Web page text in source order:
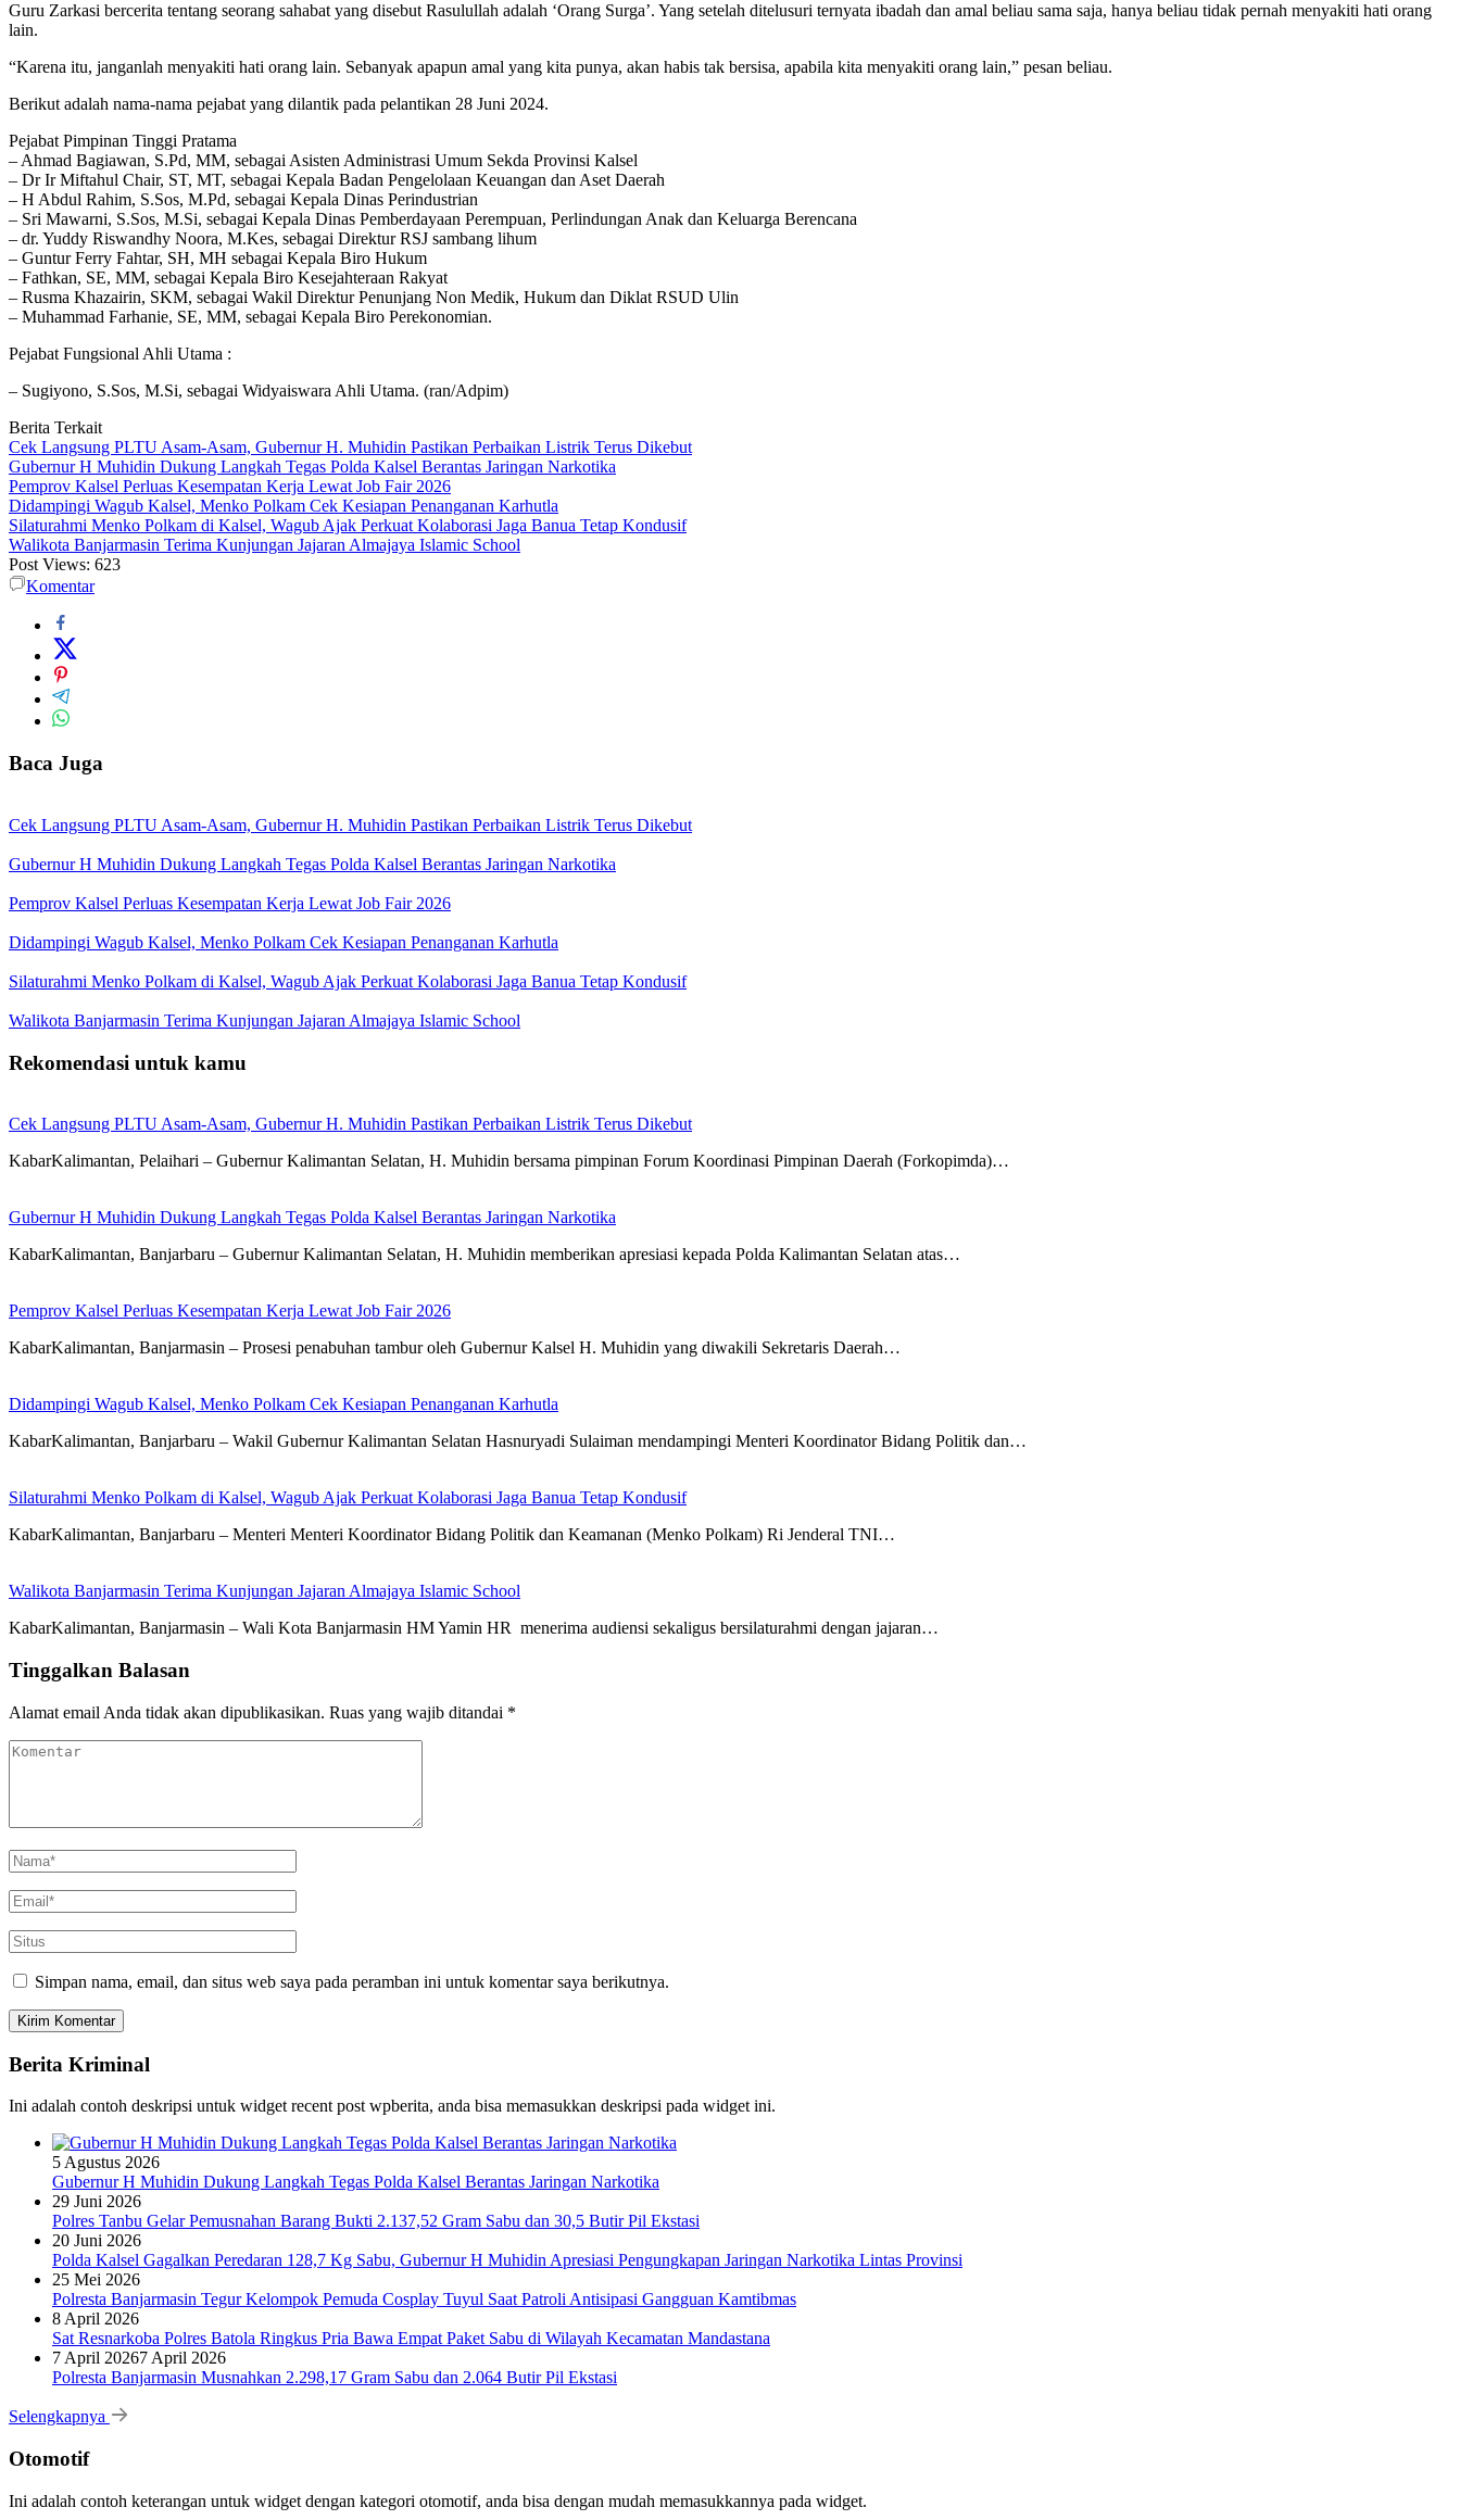
Guru Zarkasi bercerita tentang seorang sahabat yang disebut Rasulullah adalah ‘Orang Surga’. Yang setelah ditelusuri ternyata ibadah dan amal beliau sama saja, hanya beliau tidak pernah menyakiti hati orang
lain.
“Karena itu, janganlah menyakiti hati orang lain. Sebanyak apapun amal yang kita punya, akan habis tak bersisa, apabila kita menyakiti orang lain,” pesan beliau.
Berikut adalah nama-nama pejabat yang dilantik pada pelantikan 28 Juni 2024.
Pejabat Pimpinan Tinggi Pratama
– Ahmad Bagiawan, S.Pd, MM, sebagai Asisten Administrasi Umum Sekda Provinsi Kalsel
– Dr Ir Miftahul Chair, ST, MT, sebagai Kepala Badan Pengelolaan Keuangan dan Aset Daerah
– H Abdul Rahim, S.Sos, M.Pd, sebagai Kepala Dinas Perindustrian
– Sri Mawarni, S.Sos, M.Si, sebagai Kepala Dinas Pemberdayaan Perempuan, Perlindungan Anak dan Keluarga Berencana
– dr. Yuddy Riswandhy Noora, M.Kes, sebagai Direktur RSJ sambang lihum
– Guntur Ferry Fahtar, SH, MH sebagai Kepala Biro Hukum
– Fathkan, SE, MM, sebagai Kepala Biro Kesejahteraan Rakyat
– Rusma Khazairin, SKM, sebagai Wakil Direktur Penunjang Non Medik, Hukum dan Diklat RSUD Ulin
– Muhammad Farhanie, SE, MM, sebagai Kepala Biro Perekonomian.
Pejabat Fungsional Ahli Utama :
– Sugiyono, S.Sos, M.Si, sebagai Widyaiswara Ahli Utama. (ran/Adpim)
Berita Terkait
Cek Langsung PLTU Asam-Asam, Gubernur H. Muhidin Pastikan Perbaikan Listrik Terus Dikebut
Gubernur H Muhidin Dukung Langkah Tegas Polda Kalsel Berantas Jaringan Narkotika
Pemprov Kalsel Perluas Kesempatan Kerja Lewat Job Fair 2026
Didampingi Wagub Kalsel, Menko Polkam Cek Kesiapan Penanganan Karhutla
Silaturahmi Menko Polkam di Kalsel, Wagub Ajak Perkuat Kolaborasi Jaga Banua Tetap Kondusif
Walikota Banjarmasin Terima Kunjungan Jajaran Almajaya Islamic School
Post Views: 623
Komentar
Baca Juga
Cek Langsung PLTU Asam-Asam, Gubernur H. Muhidin Pastikan Perbaikan Listrik Terus Dikebut
Gubernur H Muhidin Dukung Langkah Tegas Polda Kalsel Berantas Jaringan Narkotika
Pemprov Kalsel Perluas Kesempatan Kerja Lewat Job Fair 2026
Didampingi Wagub Kalsel, Menko Polkam Cek Kesiapan Penanganan Karhutla
Silaturahmi Menko Polkam di Kalsel, Wagub Ajak Perkuat Kolaborasi Jaga Banua Tetap Kondusif
Walikota Banjarmasin Terima Kunjungan Jajaran Almajaya Islamic School
Rekomendasi untuk kamu
Cek Langsung PLTU Asam-Asam, Gubernur H. Muhidin Pastikan Perbaikan Listrik Terus Dikebut
KabarKalimantan, Pelaihari – Gubernur Kalimantan Selatan, H. Muhidin bersama pimpinan Forum Koordinasi Pimpinan Daerah (Forkopimda)…
Gubernur H Muhidin Dukung Langkah Tegas Polda Kalsel Berantas Jaringan Narkotika
KabarKalimantan, Banjarbaru – Gubernur Kalimantan Selatan, H. Muhidin memberikan apresiasi kepada Polda Kalimantan Selatan atas…
Pemprov Kalsel Perluas Kesempatan Kerja Lewat Job Fair 2026
KabarKalimantan, Banjarmasin – Prosesi penabuhan tambur oleh Gubernur Kalsel H. Muhidin yang diwakili Sekretaris Daerah…
Didampingi Wagub Kalsel, Menko Polkam Cek Kesiapan Penanganan Karhutla
KabarKalimantan, Banjarbaru – Wakil Gubernur Kalimantan Selatan Hasnuryadi Sulaiman mendampingi Menteri Koordinator Bidang Politik dan…
Silaturahmi Menko Polkam di Kalsel, Wagub Ajak Perkuat Kolaborasi Jaga Banua Tetap Kondusif
KabarKalimantan, Banjarbaru – Menteri Menteri Koordinator Bidang Politik dan Keamanan (Menko Polkam) Ri Jenderal TNI…
Walikota Banjarmasin Terima Kunjungan Jajaran Almajaya Islamic School
KabarKalimantan, Banjarmasin – Wali Kota Banjarmasin HM Yamin HR menerima audiensi sekaligus bersilaturahmi dengan jajaran…
Tinggalkan Balasan
Alamat email Anda tidak akan dipublikasikan. Ruas yang wajib ditandai *
Simpan nama, email, dan situs web saya pada peramban ini untuk komentar saya berikutnya.
Berita Kriminal
Ini adalah contoh deskripsi untuk widget recent post wpberita, anda bisa memasukkan deskripsi pada widget ini.
5 Agustus 2026
Gubernur H Muhidin Dukung Langkah Tegas Polda Kalsel Berantas Jaringan Narkotika
29 Juni 2026
Polres Tanbu Gelar Pemusnahan Barang Bukti 2.137,52 Gram Sabu dan 30,5 Butir Pil Ekstasi
20 Juni 2026
Polda Kalsel Gagalkan Peredaran 128,7 Kg Sabu, Gubernur H Muhidin Apresiasi Pengungkapan Jaringan Narkotika Lintas Provinsi
25 Mei 2026
Polresta Banjarmasin Tegur Kelompok Pemuda Cosplay Tuyul Saat Patroli Antisipasi Gangguan Kamtibmas
8 April 2026
Sat Resnarkoba Polres Batola Ringkus Pria Bawa Empat Paket Sabu di Wilayah Kecamatan Mandastana
7 April 20267 April 2026
Polresta Banjarmasin Musnahkan 2.298,17 Gram Sabu dan 2.064 Butir Pil Ekstasi
Selengkapnya
Otomotif
Ini adalah contoh keterangan untuk widget dengan kategori otomotif, anda bisa dengan mudah memasukkannya pada widget.